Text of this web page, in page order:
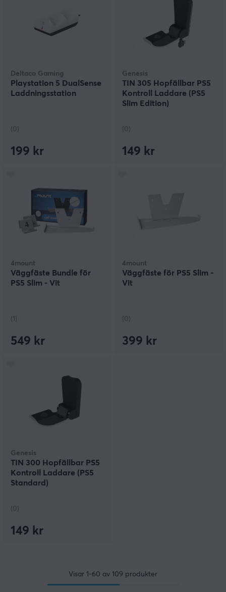
Deltaco Gaming
Playstation 5 DualSense
Laddningsstation
(0)
199 kr
Genesis
TIN 305 Hopfällbar PS5
Kontroll Laddare (PS5
Slim Edition)
(0)
149 kr
4mount
Väggfäste Bundle för
PS5 Slim - Vit
(1)
549 kr
4mount
Väggfäste för PS5 Slim -
Vit
(0)
399 kr
Genesis
TIN 300 Hopfällbar PS5
Kontroll Laddare (PS5
Standard)
(0)
149 kr
Visar 1-60 av 109 produkter